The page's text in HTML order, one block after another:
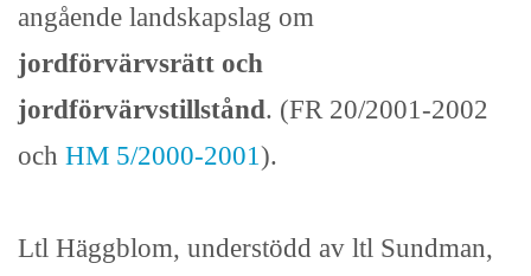
angående landskapslag om
jordförvärvsrätt och
jordförvärvstillstånd. (FR 20/2001-2002
och HM 5/2000-2001).
Ltl Häggblom, understödd av ltl Sundman,